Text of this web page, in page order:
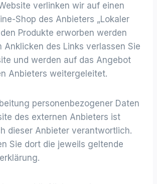
verlinken wir auf einen
Shop des Anbieters „Lokaler
den Produkte erworben werden
Anklicken des Links verlassen Sie
und werden auf das Angebot
Anbieters weitergeleitet.
personenbezogener Daten
des externen Anbieters ist
dieser Anbieter verantwortlich.
Sie dort die jeweils geltende